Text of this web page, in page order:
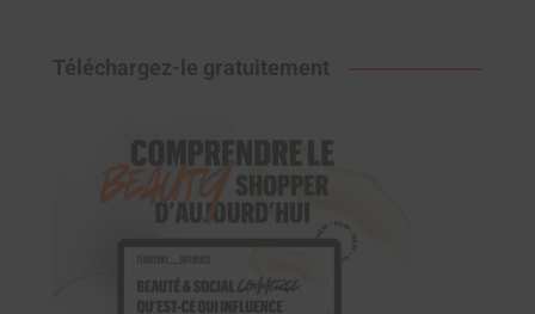
Téléchargez-le gratuitement